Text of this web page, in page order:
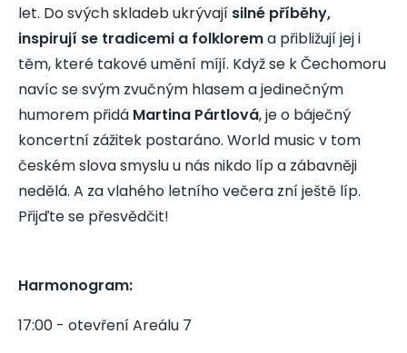
let. Do svých skladeb ukrývají silné příběhy,
inspirují se tradicemi a folklorema přibližují jej i
těm, které takové umění míjí. Když se k Čechomoru
navíc se svým zvučným hlasem a jedinečným
humorem přidá Martina Pártlová, je o báječný
koncertní zážitek postaráno. World music v tom
českém slova smyslu u nás nikdo líp a zábavněji
nedělá. A za vlahého letního večera zní ještě líp.
Přijďte se přesvědčit!
Harmonogram:
17:00 - otevření Areálu 7